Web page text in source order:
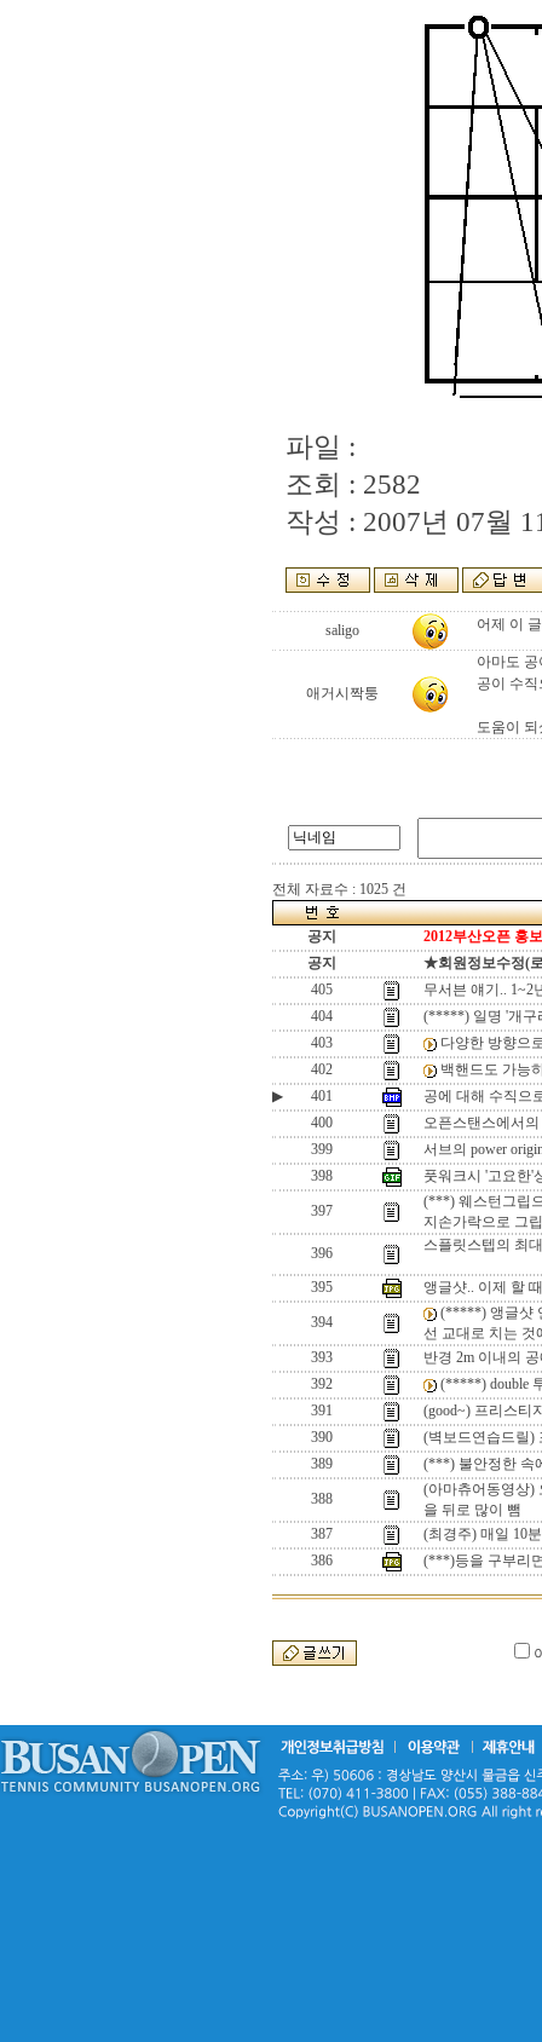
파일 :
조회 : 2582
작성 : 2007년 07월
saligo 어제 이
애거시짝퉁
아마도
공이 수
도움이
전체 자료수 : 1025 건
공지
2012부산오픈 홍
공지
★회원정보수정(
405
무서븐 얘기.. 1~2
404
(*****) 일명 '개구
403
다양한 방향으
402
백핸드도 가능
▶
401
공에 대해 수직으
400
오픈스탠스에서
399
서브의 power
398
풋워크시 '고요한'
397
(***) 웨스턴그립
지손가락으로 그
396
스플릿스텝의 최
395 앵글샷.. 이제 할
394
(*****) 앵글샷
선 교대로 치는 것
393
반경 2m 이내의
392
(*****) double
391
(good~) 프리스티
390
(벽보드연습드릴)
389
(***) 불안정한 속
388
(아마츄어동영상)
을 뒤로 많이 뺌
387
(최경주) 매일 10
386
(***)등을 구부리